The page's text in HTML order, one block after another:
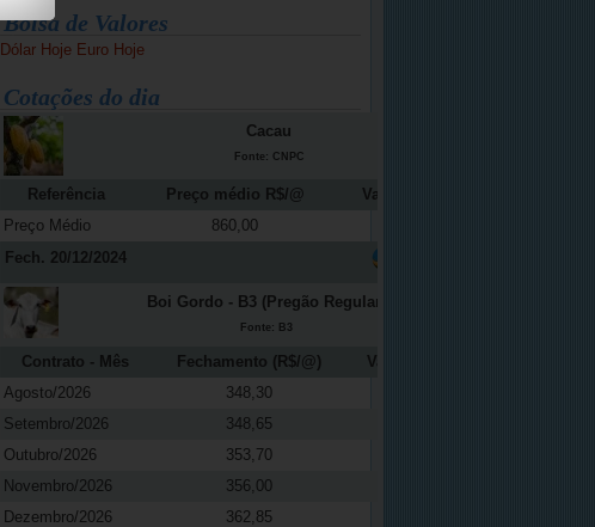
Bolsa de Valores
Dólar Hoje Euro Hoje
Cotações do dia
Cacau
Fonte: CNPC
Referência Preço médio R$/@
Variação (%)
Preço Médio
860,00
Fech. 20/12/2024
Boi Gordo - B3 (Pregão Regular)
Fonte: B3
Contrato - Mês Fechamento (R$/@)
Variação (%)
Agosto/2026
348,30
Setembro/2026
348,65
Outubro/2026
353,70
Novembro/2026
356,00
Dezembro/2026
362,85